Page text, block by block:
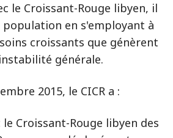
le Croissant-Rouge libyen, il
population en s'employant à
croissants que génèrent
générale.
2015, le CICR a :
Croissant-Rouge libyen des